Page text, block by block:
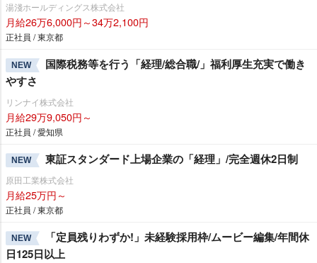
湯淺ホールディングス株式会社
月給26万6,000円～34万2,100円
正社員 / 東京都
NEW
国際税務等を行う「経理/総合職/」福利厚生充実で働き
すさ
リンナイ株式会社
月給29万9,050円～
正社員 / 愛知県
NEW 東証スタンダード上場企業の「経理」/完全週休2日制
原田工業株式会社
月給25万円～
正社員 / 東京都
NEW
「定員残りわずか!」未経験採用枠/ムービー編集/年間休
日125日以上